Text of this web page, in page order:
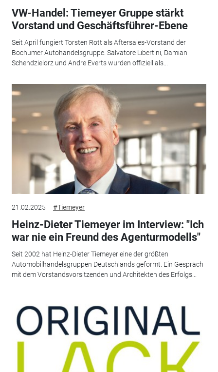
VW-Handel: Tiemeyer Gruppe stärkt
Vorstand und Geschäftsführer-Ebene
Seit April fungiert Torsten Rott als Aftersales-Vorstand der
Bochumer Autohandelsgruppe. Salvatore Libertini, Damian
Schendzielorz und Andre Everts wurden offiziell als...
21.02.2025 #Tiemeyer
Heinz-Dieter Tiemeyer im Interview: "Ich
war nie ein Freund des Agenturmodells"
Seit 2002 hat Heinz-Dieter Tiemeyer eine der größten
Automobilhandelsgruppen Deutschlands geformt. Ein Gespräch
mit dem Vorstandsvorsitzenden und Architekten des Erfolgs...